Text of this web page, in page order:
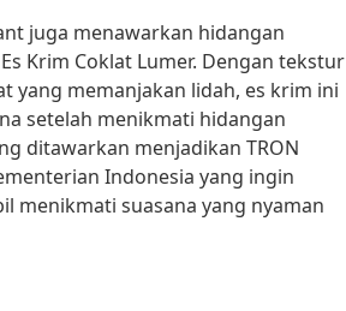
juga menawarkan hidangan
Krim Coklat Lumer. Dengan tekstur
yang memanjakan lidah, es krim ini
setelah menikmati hidangan
ditawarkan menjadikan TRON
Indonesia yang ingin
menikmati suasana yang nyaman